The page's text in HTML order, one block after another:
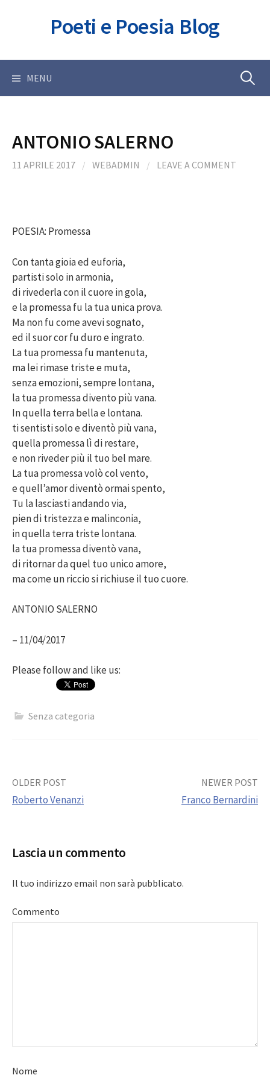
Poeti e Poesia Blog
MENU Ricerca
ANTONIO SALERNO
11 APRILE 2017 / WEBADMIN / LEAVE A COMMENT
POESIA: Promessa
Con tanta gioia ed euforia,
partisti solo in armonia,
di rivederla con il cuore in gola,
e la promessa fu la tua unica prova.
Ma non fu come avevi sognato,
ed il suor cor fu duro e ingrato.
La tua promessa fu mantenuta,
ma lei rimase triste e muta,
senza emozioni, sempre lontana,
la tua promessa divento più vana.
In quella terra bella e lontana.
ti sentisti solo e diventò più vana,
quella promessa lì di restare,
e non riveder più il tuo bel mare.
La tua promessa volò col vento,
e quell’amor diventò ormai spento,
Tu la lasciasti andando via,
pien di tristezza e malinconia,
in quella terra triste lontana.
la tua promessa diventò vana,
di ritornar da quel tuo unico amore,
ma come un riccio si richiuse il tuo cuore.
ANTONIO SALERNO
– 11/04/2017
Please follow and like us:
Senza categoria
Post
OLDER POST
Roberto Venanzi
NEWER POST
Franco Bernardini
Lascia un commento
Il tuo indirizzo email non sarà pubblicato.
Commento
Nome